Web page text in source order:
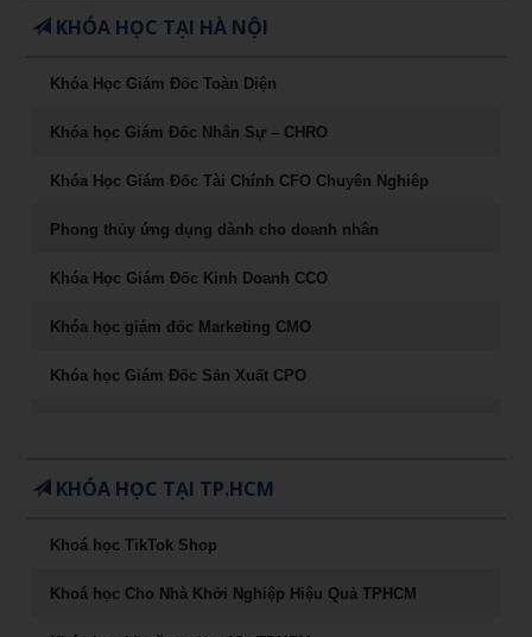
KHÓA HỌC TẠI HÀ NỘI
Khóa Học Giám Đốc Toàn Diện
Khóa học Giám Đốc Nhân Sự – CHRO
Khóa Học Giám Đốc Tài Chính CFO Chuyên Nghiêp
Phong thủy ứng dụng dành cho doanh nhân
Khóa Học Giám Đốc Kinh Doanh CCO
Khóa học giám đốc Marketing CMO
Khóa học Giám Đốc Sản Xuất CPO
KHÓA HỌC TẠI TP.HCM
Khoá học TikTok Shop
Khoá học Cho Nhà Khởi Nghiệp Hiệu Quả TPHCM